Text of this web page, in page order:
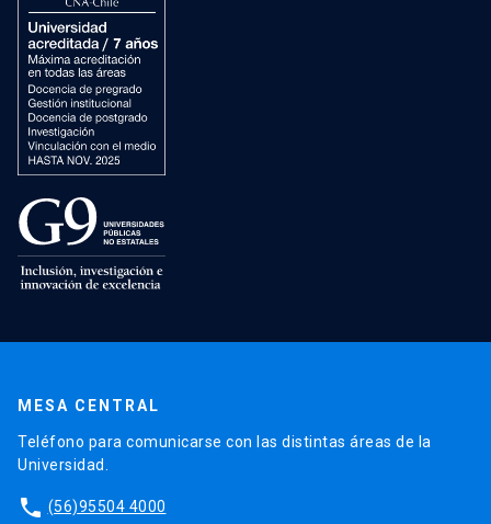
MESA CENTRAL
Teléfono para comunicarse con las distintas áreas de la
Universidad.
phone (56)95504 4000